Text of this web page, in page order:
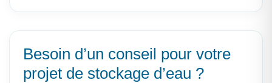
Besoin d’un conseil pour votre
projet de stockage d’eau ?